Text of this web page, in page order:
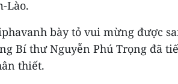
Lào.
bày tỏ vui mừng được
Bí thư Nguyễn Phú Trọng đã
thiết.